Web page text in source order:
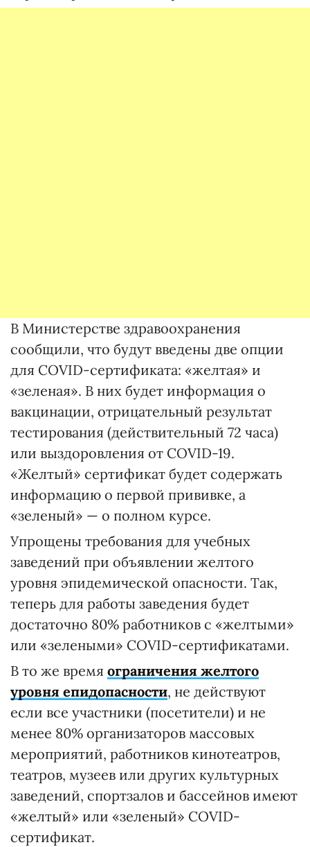
В Министерстве здравоохранения
сообщили, что будут введены две опции
для COVID-сертификата: «желтая» и
«зеленая». В них будет информация о
вакцинации, отрицательный результат
тестирования (действительный 72 часа)
или выздоровления от COVID-19.
«Желтый» сертификат будет содержать
информацию о первой прививке, а
«зеленый» — о полном курсе.
Упрощены требования для учебных
заведений при объявлении желтого
уровня эпидемической опасности. Так,
теперь для работы заведения будет
достаточно 80% работников с «желтыми»
или «зелеными» COVID-сертификатами.
В то же время ограничения желтого
уровня епидопасности, не действуют
если все участники (посетители) и не
менее 80% организаторов массовых
мероприятий, работников кинотеатров,
театров, музеев или других культурных
заведений, спортзалов и бассейнов имеют
«желтый» или «зеленый» COVID-
сертификат.